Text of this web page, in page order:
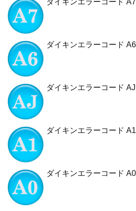
ダイキンエラーコード
ダイキンエラーコード
ダイキンエラーコード
ダイキンエラーコード
ダイキンエラーコード